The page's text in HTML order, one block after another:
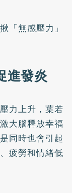
「無感壓力」
進發炎
力上升，葉若
大腦釋放幸福
同時也會引起
疲勞和情緒低